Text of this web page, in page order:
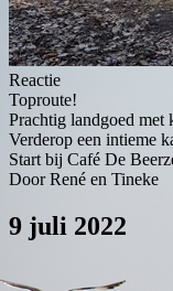
Reactie
Toproute!
Prachtig landgoed met
Verderop een intieme
Start bij Café De
Door René en Tineke
9 juli 2022